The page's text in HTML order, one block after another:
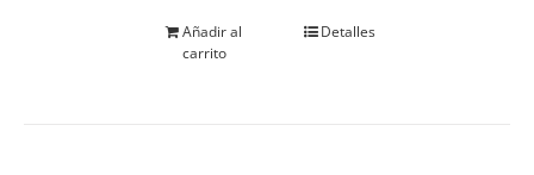
Añadir al
carrito
Detalles